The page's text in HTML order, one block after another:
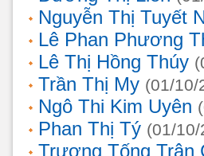
Nguyễn Thị Tuyết
Lê Phan Phương
Lê Thị Hồng Thúy
Trần Thị My (01/10/
Ngô Thi Kim Uyên
Phan Thị Tý (01/
Trương Tống Trân